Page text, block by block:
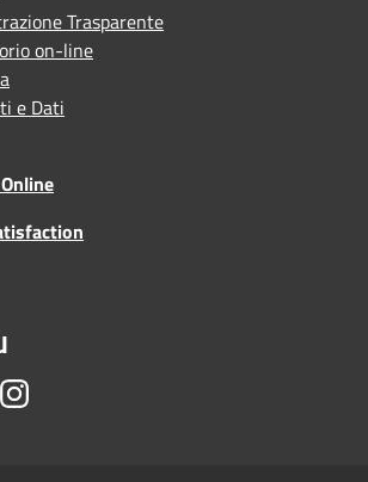
Trasparente
on-line
e Dati
Instagram